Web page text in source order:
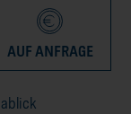
AUF ANFRAGE